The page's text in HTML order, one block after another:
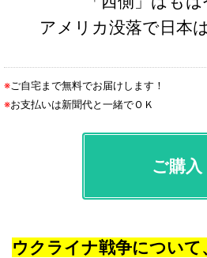
アメリカ没落で日本
※ご自宅まで無料でお届けします！
※お支払いは新聞代と一緒でＯＫ
ご購入
ウクライナ戦争につい